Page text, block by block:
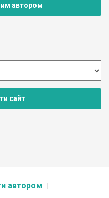
автором
сайт
автором